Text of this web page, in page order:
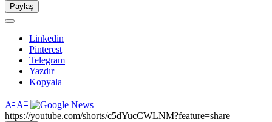
Paylaş
Linkedin
Pinterest
Telegram
Yazdır
Kopyala
A- A+
https://youtube.com/shorts/c5dYucCWLNM?feature=share